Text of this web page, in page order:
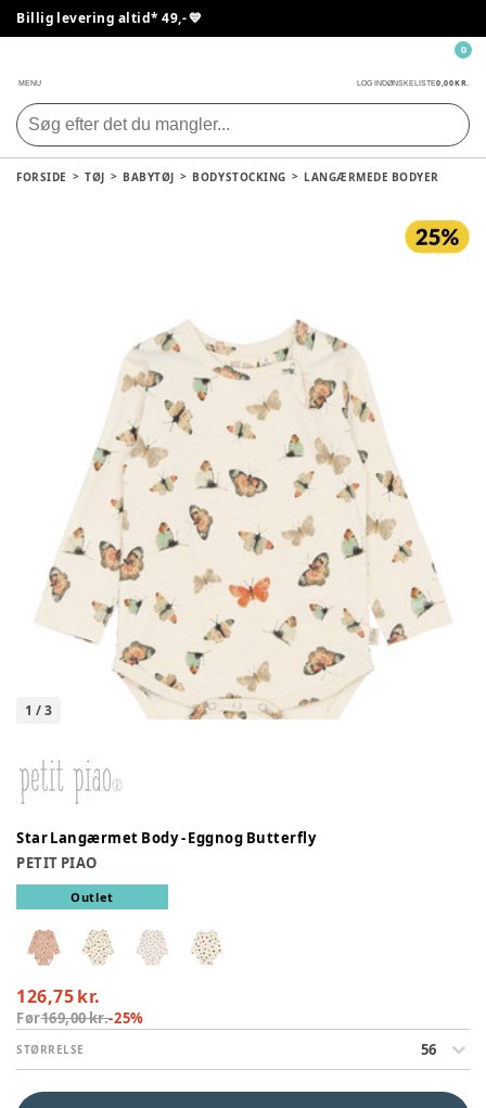
Billig levering altid* 49,- 💙
MENU LOG INDØNSKELISTE0,00 KR.
0
FORSIDE TØJ BABYTØJ BODYSTOCKING LANGÆRMEDE BODYER
1 /3
Star Langærmet Body - Eggnog Butterfly
PETIT PIAO
Outlet
126,75 kr.
Før169,00 kr.-25%
STØRRELSE 56